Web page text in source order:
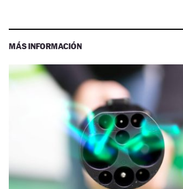
MÁS INFORMACIÓN